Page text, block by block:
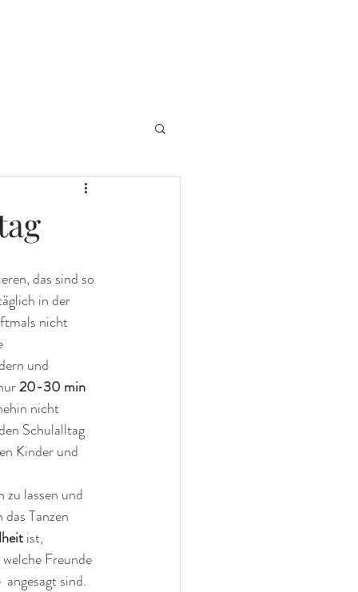
das sind so
in der
nicht
und
20-30 min
nicht
Schulalltag
Kinder und
zu lassen und
Tanzen
ist,
Freunde
sind.